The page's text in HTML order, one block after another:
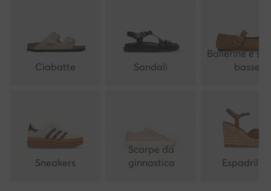
Ciabatte
Sneakers
Sandali
Scarpe da
ginnastica
Ballerine e
basse
Espadrillas